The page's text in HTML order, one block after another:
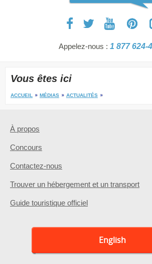
Appelez-nous : 1 877 624-
Vous êtes ici
ACCUEIL MÉDIAS ACTUALITÉS
À propos
Concours
Contactez-nous
Trouver un hébergement et un transport
Guide touristique officiel
English